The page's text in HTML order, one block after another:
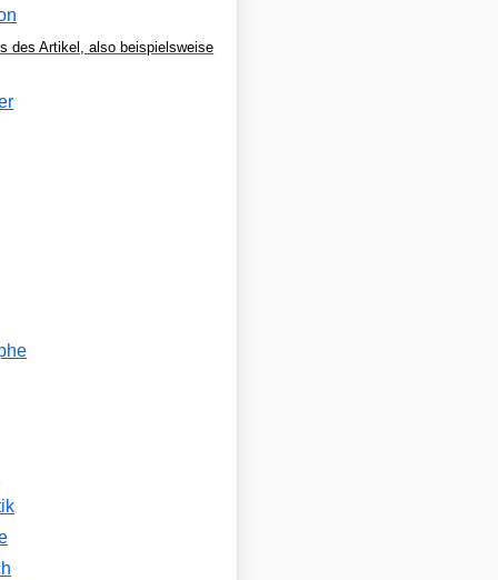
des Artikel, also beispielsweise